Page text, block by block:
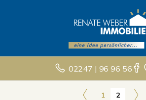
02247 | 96 96 56
1 2